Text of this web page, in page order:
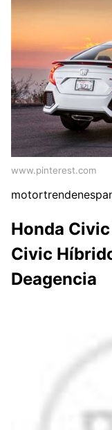
www.pinterest.com
Honda Civic
Civic
Deagencia